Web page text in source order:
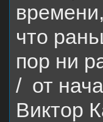
что
пор ни
/ от
Виктор